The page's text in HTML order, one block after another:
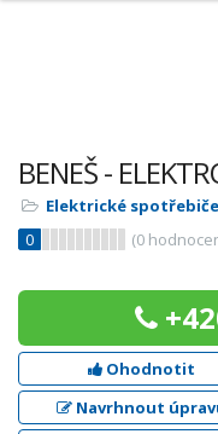
BENEŠ -
Elektrické
0
(0
Ohodnotit
Navrhnout